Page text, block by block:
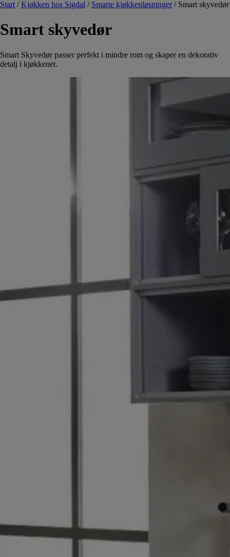
Start / Kjøkken hos Sigdal / Smarte kjøkkenløsninger / Smart skyvedør
Smart skyvedør
Smart Skyvedør passer perfekt i mindre rom og skaper en dekorativ
detalj i kjøkkenet.